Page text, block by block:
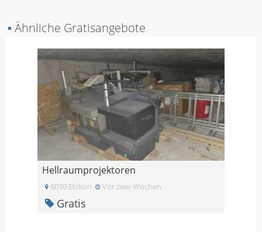
▪ Ähnliche Gratisangebote
Hellraumprojektoren
6030 Ebikon Vor zwei Wochen
Gratis